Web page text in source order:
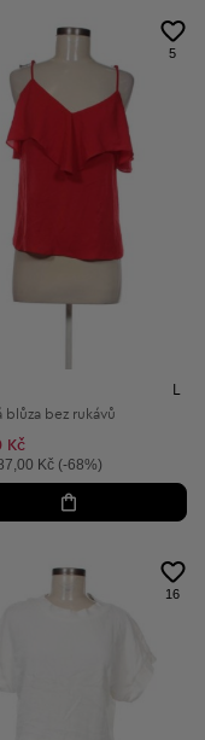
5
blůza bez rukávů
Kč
cena:
Kč (-68%)
16